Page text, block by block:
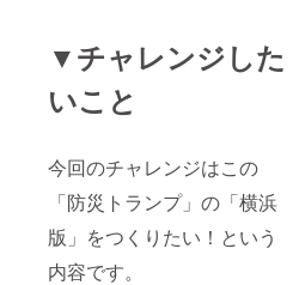
▼チャレンジした
いこと
今回のチャレンジはこの
「防災トランプ」の「横浜
版」をつくりたい！という
内容です。